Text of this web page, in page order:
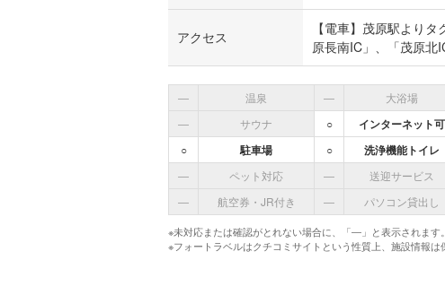
アクセス
【電車】茂原駅より
原長南IC」、「茂原北
― 温泉 ― 大浴場
―
サウナ ○ インターネット可
○
駐車場 ○ 洗浄機能トイレ
―
ペット対応 ― 送迎サービス
―
航空券・JR付き ― パソコン貸出し
※未対応または確認がとれない場合に、「―」と表示されます。
※フォートラベルはクチコミサイトという性質上、施設情報